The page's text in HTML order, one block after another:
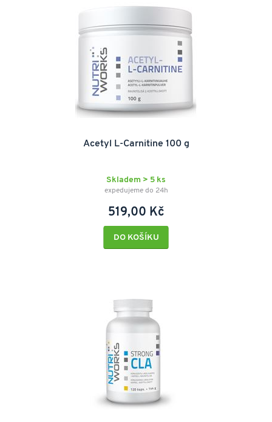
Acetyl L-Carnitine 100 g
Skladem > 5 ks
expedujeme do 24h
519,00 Kč
DO KOŠÍKU